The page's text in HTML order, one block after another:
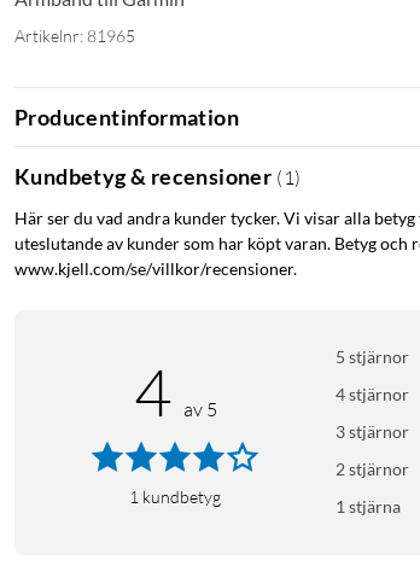
Artikelnr: 81965
Producentinformation
Kundbetyg & recensioner ( 1 )
Här ser du vad andra kunder tycker. Vi visar alla
uteslutande av kunder som har köpt varan. Betyg
www.kjell.com/se/villkor/recensioner.
4 av 5
1 kundbetyg
5 stjärnor
4 stjärnor
3 stjärnor
2 stjärnor
1 stjärna